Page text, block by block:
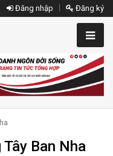
Đăng nhập Đăng ký
Ban Nha